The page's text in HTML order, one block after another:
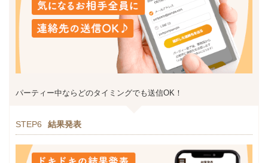
パーティー中ならどのタイミングでも送信OK！
STEP6 結果発表